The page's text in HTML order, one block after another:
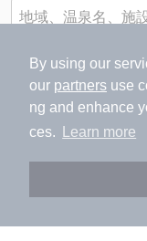
By using our
our partners use
ng and enhance
ces.
Learn more
エリアから探す